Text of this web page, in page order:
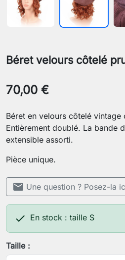
Béret velours côtelé
70,00 €
Béret en velours côtelé vintage
Entièrement doublé. La bande
extensible assorti.
Pièce unique.
mail Une question ? Posez-la
 En stock : taille S
Taille :